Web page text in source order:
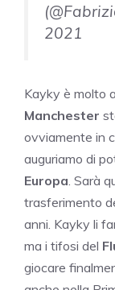
2021
Kayky è molto
Manchester
ovviamente in
auguriamo di
Europa. Sarà
trasferimento
anni. Kayky li
ma i tifosi del
giocare